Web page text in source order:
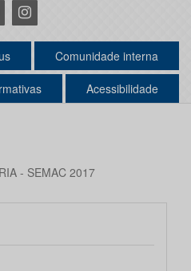
Instagram
Comunidade interna
Acessibilidade
- SEMAC 2017